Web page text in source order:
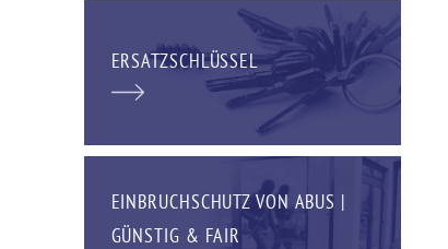
ERSATZSCHLÜSSEL
EINBRUCHSCHUTZ VON ABUS |
GÜNSTIG & FAIR